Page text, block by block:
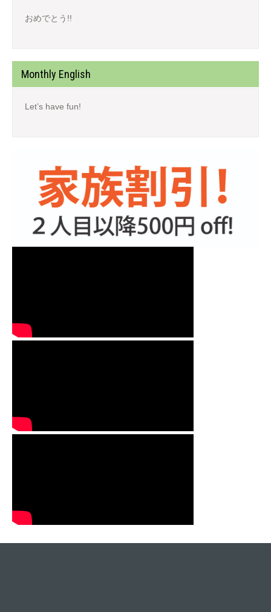
おめでとう!!
Monthly English
Let’s have fun!